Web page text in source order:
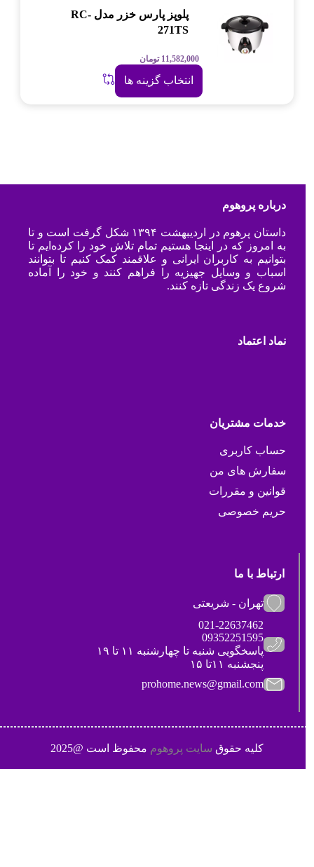
پلوپز پارس خزر مدل RC-
271TS
11,582,000 تومان
انتخاب گزینه ها
درباره پروهوم
داستان پرهوم در اردیبهشت ۱۳۹۴ شکل گرفت است و تا
به امروز که در اینجا هستیم تمام تلاش خود را کرده‌ایم تا
بتوانیم به کاربران ایرانی و علاقمند کمک کنیم تا بتوانند
اسباب و وسایل جهیزیه را فراهم کنند و خود را آماده
شروع یک زندگی تازه کنند.
نماد اعتماد
خدمات مشتریان
حساب کاربری
سفارش های من
قوانین و مقررات
حریم خصوصی
ارتباط با ما
تهران - شریعتی
021-22637462
09352251595
پاسخگویی شنبه تا چهارشنبه ۱۱ تا ۱۹
پنجشنبه ۱۱تا ۱۵
prohome.news@gmail.com
کلیه حقوقسایت پروهوممحفوظ است @2025